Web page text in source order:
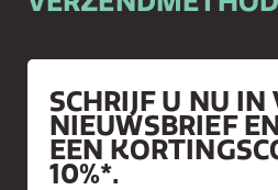
SCHRIJF U NU
NIEUWSBRIEF
EEN
10%*.